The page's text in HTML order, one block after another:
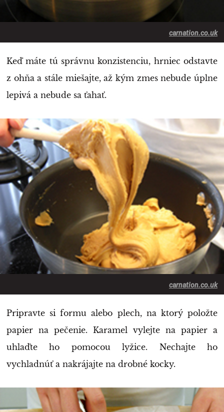
carnation.co.uk
Keď máte tú správnu konzistenciu, hrniec odstavte
z ohňa a stále miešajte, až kým zmes nebude úplne
lepivá a nebude sa ťahať.
carnation.co.uk
Pripravte si formu alebo plech, na ktorý položte
papier na pečenie. Karamel vylejte na papier a
uhlaďte ho pomocou lyžice. Nechajte ho
vychladnúť a nakrájajte na drobné kocky.